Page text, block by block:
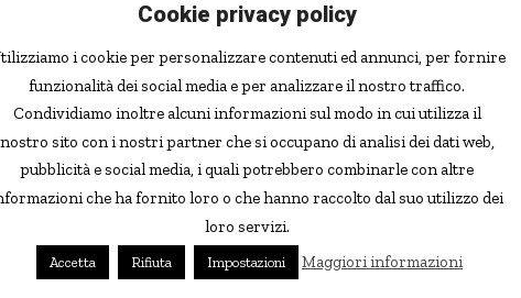
Cookie privacy policy
i cookie per personalizzare contenuti ed annunci, per fornire
funzionalità dei social media e per analizzare il nostro traffico.
Condividiamo inoltre alcuni informazioni sul modo in cui utilizza il
nostro sito con i nostri partner che si occupano di analisi dei dati web,
pubblicità e social media, i quali potrebbero combinarle con altre
che ha fornito loro o che hanno raccolto dal suo utilizzo dei
loro servizi.
Accetta Rifiuta Impostazioni Maggiori informazioni